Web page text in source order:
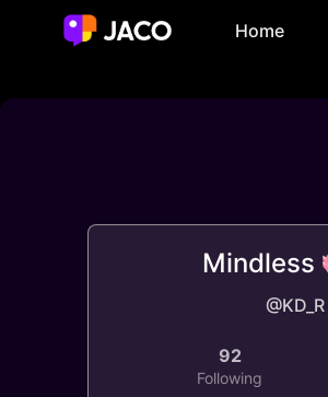
Home
Mindless
@KD_R
92
Following